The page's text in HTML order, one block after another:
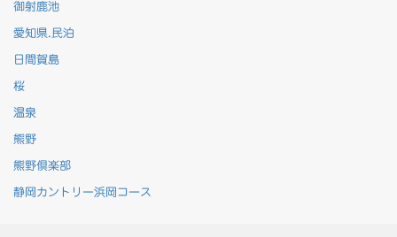
御射鹿池
愛知県.民泊
日間賀島
桜
温泉
熊野
熊野倶楽部
静岡カントリー浜岡コース